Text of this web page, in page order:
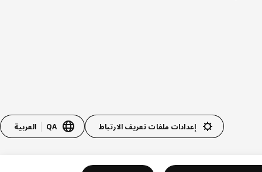
إعدادات ملفات تعريف الارتباط QA العربية